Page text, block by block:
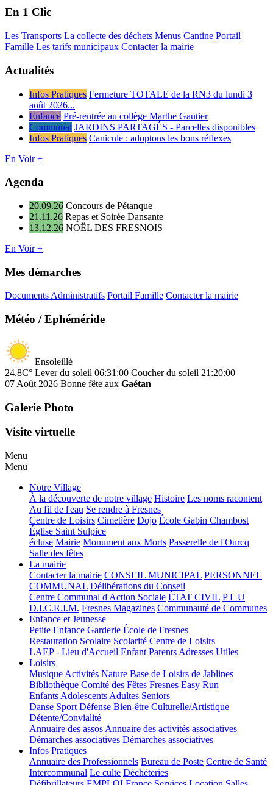
En 1 Clic
Les Transports La collecte des déchets Menus Cantine Portail
Famille Les tarifs municipaux Contacter la mairie
Actualités
Infos Pratiques Fermeture TOTALE de la RN3 du lundi 3
août 2026...
Enfance Pré-rentrée au collège Marthe Gautier
Communal JARDINS PARTAGÉS - Parcelles disponibles
Infos Pratiques Canicule : adoptons les bons réflexes
En Voir +
Agenda
20.09.26 Concours de Pétanque
21.11.26 Repas et Soirée Dansante
13.12.26 NOËL DES FRESNOIS
En Voir +
Mes démarches
Documents Administratifs Portail Famille Contacter la mairie
Météo / Ephéméride
Ensoleillé
24.8C° Lever du soleil 06:31:00 Coucher du soleil 21:20:00
07 Août 2026 Bonne fête aux Gaétan
Galerie Photo
Visite virtuelle
Menu
Menu
Notre Village
À la découverte de notre village Histoire Les noms racontent
Au fil de l'eau Se rendre à Fresnes
Centre de Loisirs Cimetière Dojo École Gabin Chambost
Église Saint Sulpice
écluse Mairie Monument aux Morts Passerelle de l'Ourcq
Salle des fêtes
La mairie
Contacter la mairie CONSEIL MUNICIPAL PERSONNEL
COMMUNAL Délibérations du Conseil
Centre Communal d'Action Sociale ÉTAT CIVIL P L U
D.I.C.R.I.M. Fresnes Magazines Communauté de Communes
Enfance et Jeunesse
Petite Enfance Garderie École de Fresnes
Restauration Scolaire Scolarité Centre de Loisirs
LAEP - Lieu d'Accueil Enfant Parents Adresses Utiles
Loisirs
Musique Activités Nature Base de Loisirs de Jablines
Bibliothèque Comité des Fêtes Fresnes Easy Run
Enfants Adolescents Adultes Seniors
Danse Sport Défense Bien-être Culturelle/Artistique
Détente/Convialité
Annuaire des assos Annuaire des activités associatives
Démarches associatives Démarches associatives
Infos Pratiques
Annuaire des Professionnels Bureau de Poste Centre de Santé
Intercommunal Le culte Déchèteries